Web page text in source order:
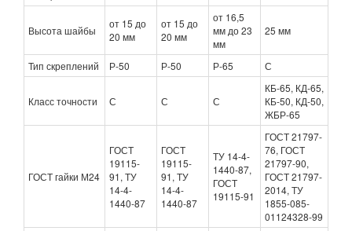
Высота шайбы
от 15 до
20 мм
от 15 до
20 мм
от 16,5
мм до 23
мм
25 мм
Тип скреплений Р-50 Р-50 Р-65 С
Класс точности С С С
КБ-65, КД-65,
КБ-50, КД-50,
ЖБР-65
ГОСТ гайки М24
ГОСТ
19115-
91, ТУ
14-4-
1440-87
ГОСТ
19115-
91, ТУ
14-4-
1440-87
ТУ 14-4-
1440-87,
ГОСТ
19115-91
ГОСТ 21797-
76, ГОСТ
21797-90,
ГОСТ 21797-
2014, ТУ
1855-085-
01124328-99